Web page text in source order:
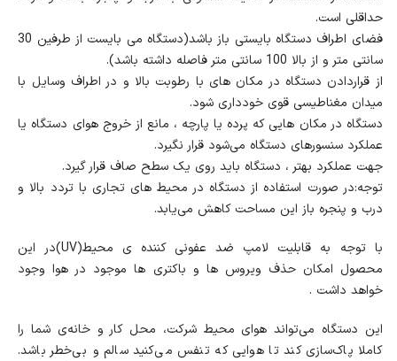
حداقلی است.
فضای اطراف دستگاه بایستی باز باشد(دستگاه می بایست از طرفین 30
سانتی متر و از بالا 100 سانتی متر فاصله داشته باشد).
از قراردادن دستگاه در مکان های با رطوبت بالا و در اطراف وسایل با
میدان مغناطیسی قوی خودداری شود.
دستگاه در مکان هایی که پرده یا پارچه ، مانع از خروج هوای دستگاه یا
عملکرد سنسورهای دستگاه می‌شود قرار نگیرد.
جهت عملکرد بهتر ، دستگاه باید روی یک سطح صاف قرار گیرد.
توجه:در صورت استفاده از دستگاه در محیط های تجاری با تردد بالا و
درب و پنجره باز این مساحت کاهش می‌یابد.
با توجه به قابلیت لامپ ضد عفونی کننده ی محیط(UV)در این
محصول امکان حذف ویروس ها و باکتری ها موجود در هوا وجود
خواهد داشت .
این دستگاه می‌تواند هوای محیط شرکت، محل کار و خانه‌ی شما را
کاملا پاک‌سازی کند تا هوایی که تنفس می‌کنید سالم و بی‌خطر باشد.